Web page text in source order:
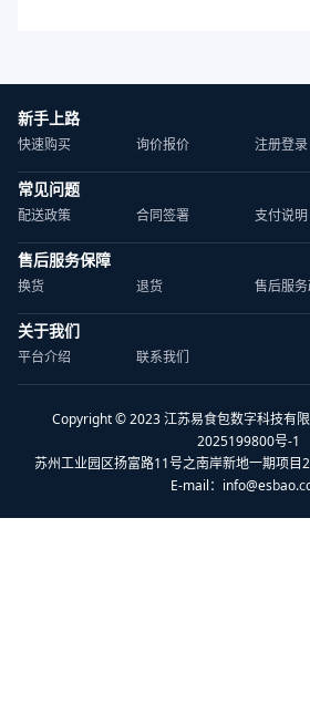
新手上路
快速购买 询价报价 注册登录
常见问题
配送政策 合同签署 支付说明
售后服务保障
换货 退货 售后服
关于我们
平台介绍 联系我们
Copyright © 2023 江苏易食包数字科技有
2025199800号-1
苏州工业园区扬富路11号之南岸新地一期项目
E-mail：